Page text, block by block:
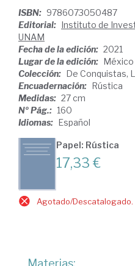
ISBN: 9786073050487
Editorial: Instituto de
UNAM
Fecha de la edición: 2021
Lugar de la edición: México
Colección: De Conquistas,
Encuadernación: Rústica
Medidas: 27 cm
Nº Pág.: 160
Idiomas: Español
Papel: Rústica
17,33 €
Agotado/
Materias: